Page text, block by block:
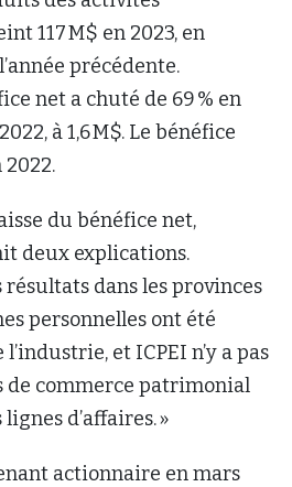
117 M$ en 2023, en
précédente.
net a chuté de 69 % en
à 1,6 M$. Le bénéfice
du bénéfice net,
deux explications.
résultats dans les provinces
personnelles ont été
et ICPEI n’y a pas
de commerce patrimonial
lignes d’affaires. »
actionnaire en mars